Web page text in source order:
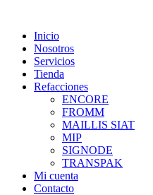
contentInicio
Nosotros
Servicios
Tienda
Refacciones
ENCORE
FROMM
MAILLIS SIAT
MIP
SIGNODE
TRANSPAK
Mi cuenta
Contacto